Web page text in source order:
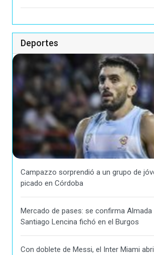
Deportes
Campazzo sorprendió a un grupo de
picado en Córdoba
Mercado de pases: se confirma Almada
Santiago Lencina fichó en el Burgos
Con doblete de Messi, el Inter Miami